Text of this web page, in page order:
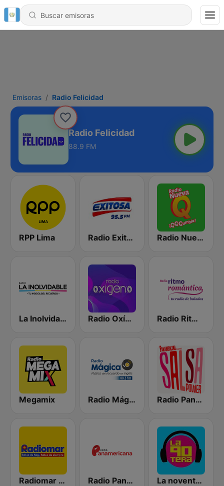
Emisoras Radio Felicidad
Radio Felicidad
88.9 FM
RPP Lima Radio Exitosa Radio Nueva Q
La Inolvidable Radio Oxígeno Radio Ritmo Romántica
Megamix Radio Mágica 88.3 FM Radio Panamericana - Salsa Power
Radiomar 106.3 FM Radio Panamericana La noventera